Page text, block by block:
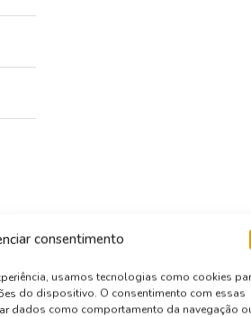
consentimento
usamos tecnologias como cookies
do dispositivo. O consentimento com essas
dados como comportamento da navegação